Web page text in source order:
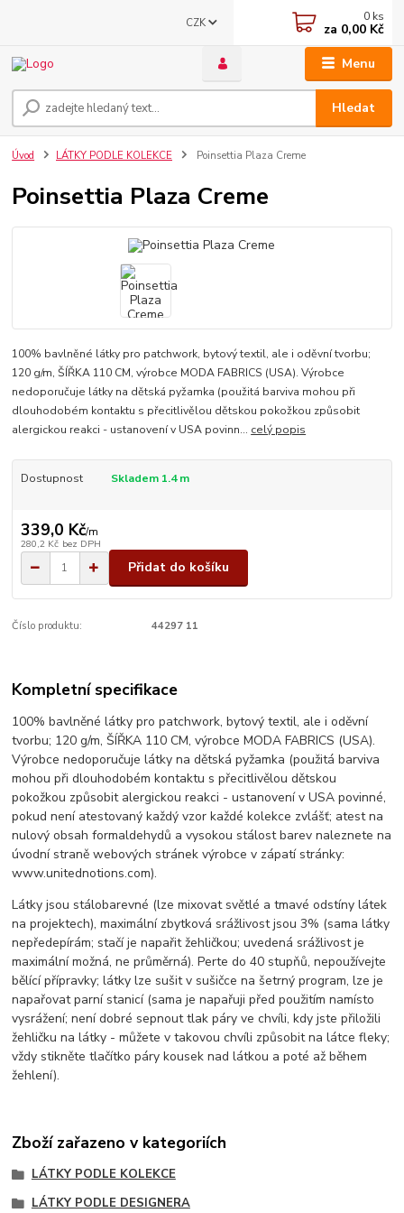
Menu
CZK
Hledat
0 ks
za 0,00 Kč
Úvod LÁTKY PODLE KOLEKCE Poinsettia Plaza Creme
Poinsettia Plaza Creme
100% bavlněné látky pro patchwork, bytový textil, ale i oděvní tvorbu;
120 g/m, ŠÍŘKA 110 CM, výrobce MODA FABRICS (USA). Výrobce
nedoporučuje látky na dětská pyžamka (použitá barviva mohou při
dlouhodobém kontaktu s přecitlivělou dětskou pokožkou způsobit
alergickou reakci - ustanovení v USA povinn... celý popis
Dostupnost Skladem 1.4 m
339,0 Kč/m
280,2 Kč bez DPH
Přidat do košíku
Číslo produktu: 44297 11
Kompletní specifikace
100% bavlněné látky pro patchwork, bytový textil, ale i oděvní
tvorbu; 120 g/m, ŠÍŘKA 110 CM, výrobce MODA FABRICS (USA).
Výrobce nedoporučuje látky na dětská pyžamka (použitá barviva
mohou při dlouhodobém kontaktu s přecitlivělou dětskou
pokožkou způsobit alergickou reakci - ustanovení v USA povinné,
pokud není atestovaný každý vzor každé kolekce zvlášť; atest na
nulový obsah formaldehydů a vysokou stálost barev naleznete na
úvodní straně webových stránek výrobce v zápatí stránky:
www.unitednotions.com).
Látky jsou stálobarevné (lze mixovat světlé a tmavé odstíny látek
na projektech), maximální zbytková srážlivost jsou 3% (sama látky
nepředepírám; stačí je napařit žehličkou; uvedená srážlivost je
maximální možná, ne průměrná). Perte do 40 stupňů, nepoužívejte
bělící přípravky; látky lze sušit v sušičce na šetrný program, lze je
napařovat parní stanicí (sama je napařuji před použitím namísto
vysrážení; není dobré sepnout tlak páry ve chvíli, kdy jste přiložili
žehličku na látky - můžete v takovou chvíli způsobit na látce fleky;
vždy stikněte tlačítko páry kousek nad látkou a poté až během
žehlení).
Zboží zařazeno v kategoriích
LÁTKY PODLE KOLEKCE
LÁTKY PODLE DESIGNERA